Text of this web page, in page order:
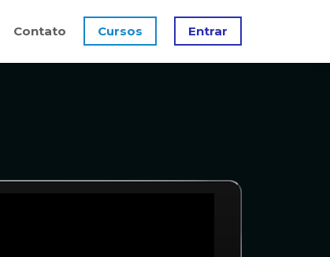
Contato Cursos Entrar